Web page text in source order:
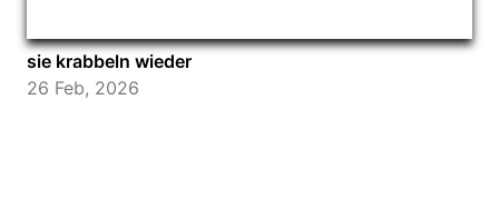
sie krabbeln wieder
26 Feb, 2026